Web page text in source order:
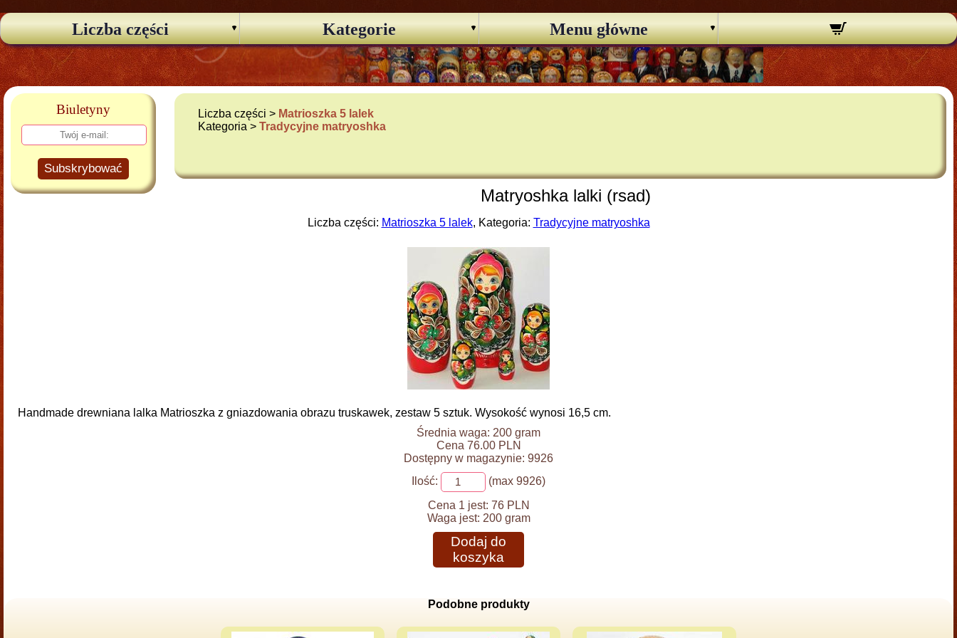
Liczba części Kategorie Menu główne
Biuletyny
Subskrybować
Liczba części > Matrioszka 5 lalek
Kategoria >Tradycyjne matryoshka
Matryoshka lalki (rsad)
Liczba części: Matrioszka 5 lalek, Kategoria: Tradycyjne matryoshka
Handmade drewniana lalka Matrioszka z gniazdowania obrazu truskawek, zestaw 5 sztuk. Wysokość wynosi 16,5 cm.
Średnia waga: 200 gram
Cena 76.00 PLN
Dostępny w magazynie: 9926
Ilość:
(max 9926)
Cena 1 jest: 76 PLN
Waga jest: 200 gram
Dodaj do
koszyka
Podobne produkty